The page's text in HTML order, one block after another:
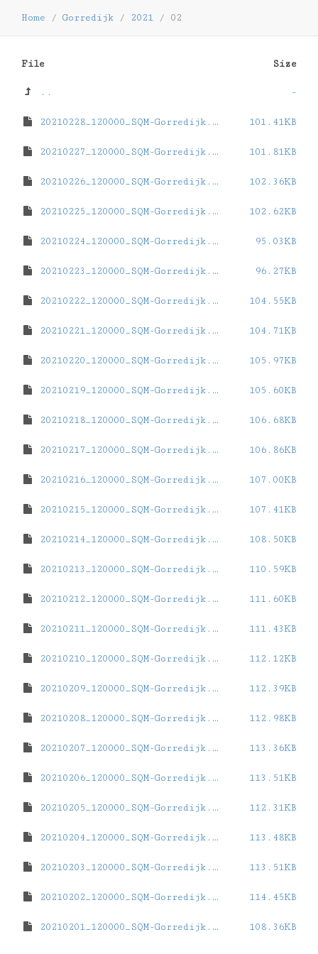
Home / Gorredijk / 2021 / 02
File Size
.. -
20210228_120000_SQM-Gorredijk.dat 101.41KB
20210227_120000_SQM-Gorredijk.dat 101.81KB
20210226_120000_SQM-Gorredijk.dat 102.36KB
20210225_120000_SQM-Gorredijk.dat 102.62KB
20210224_120000_SQM-Gorredijk.dat 95.03KB
20210223_120000_SQM-Gorredijk.dat 96.27KB
20210222_120000_SQM-Gorredijk.dat 104.55KB
20210221_120000_SQM-Gorredijk.dat 104.71KB
20210220_120000_SQM-Gorredijk.dat 105.97KB
20210219_120000_SQM-Gorredijk.dat 105.60KB
20210218_120000_SQM-Gorredijk.dat 106.68KB
20210217_120000_SQM-Gorredijk.dat 106.86KB
20210216_120000_SQM-Gorredijk.dat 107.00KB
20210215_120000_SQM-Gorredijk.dat 107.41KB
20210214_120000_SQM-Gorredijk.dat 108.50KB
20210213_120000_SQM-Gorredijk.dat 110.59KB
20210212_120000_SQM-Gorredijk.dat 111.60KB
20210211_120000_SQM-Gorredijk.dat 111.43KB
20210210_120000_SQM-Gorredijk.dat 112.12KB
20210209_120000_SQM-Gorredijk.dat 112.39KB
20210208_120000_SQM-Gorredijk.dat 112.98KB
20210207_120000_SQM-Gorredijk.dat 113.36KB
20210206_120000_SQM-Gorredijk.dat 113.51KB
20210205_120000_SQM-Gorredijk.dat 112.31KB
20210204_120000_SQM-Gorredijk.dat 113.48KB
20210203_120000_SQM-Gorredijk.dat 113.51KB
20210202_120000_SQM-Gorredijk.dat 114.45KB
20210201_120000_SQM-Gorredijk.dat 108.36KB